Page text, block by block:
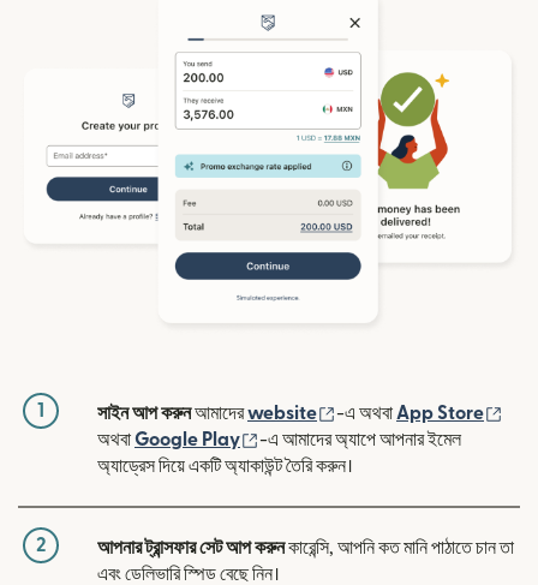
1 সাইন আপ করুনআমাদেরwebsite (নতুন উইন্ডোতে খুলবে)
-এ অথবা App Store
অথবাGoogle Play (নতুন উইন্ডোতে খুলবে)
-এ আমাদের অ্যাপে আপনার ইমেল
অ্যাড্রেস দিয়ে একটি অ্যাকাউন্ট তৈরি করুন।
2 আপনার ট্রান্সফার সেট আপ করুনকারেন্সি, আপনি কত মানি পাঠাতে চান তা
এবং ডেলিভারি স্পিড বেছে নিন।